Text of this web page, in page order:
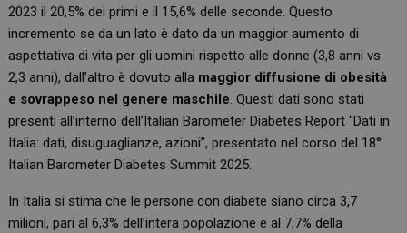
2023 il 20,5% dei primi e il 15,6% delle seconde. Questo
incremento se da un lato è dato da un maggior aumento di
aspettativa di vita per gli uomini rispetto alle donne (3,8 anni vs
2,3 anni), dall’altro è dovuto alla maggior diffusione di obesità
e sovrappeso nel genere maschile. Questi dati sono stati
presenti all’interno dell’Italian Barometer Diabetes Report “Dati in
Italia: dati, disuguaglianze, azioni”, presentato nel corso del 18°
Italian Barometer Diabetes Summit 2025.
In Italia si stima che le persone con diabete siano circa 3,7
milioni, pari al 6,3% dell’intera popolazione e al 7,7% della